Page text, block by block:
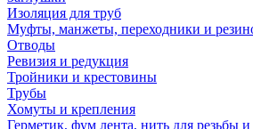
Изоляция для труб
Муфты, манжеты, переходники и
Отводы
Ревизия и редукция
Тройники и крестовины
Трубы
Хомуты и крепления
Герметик, фум лента, нить для резьбы и